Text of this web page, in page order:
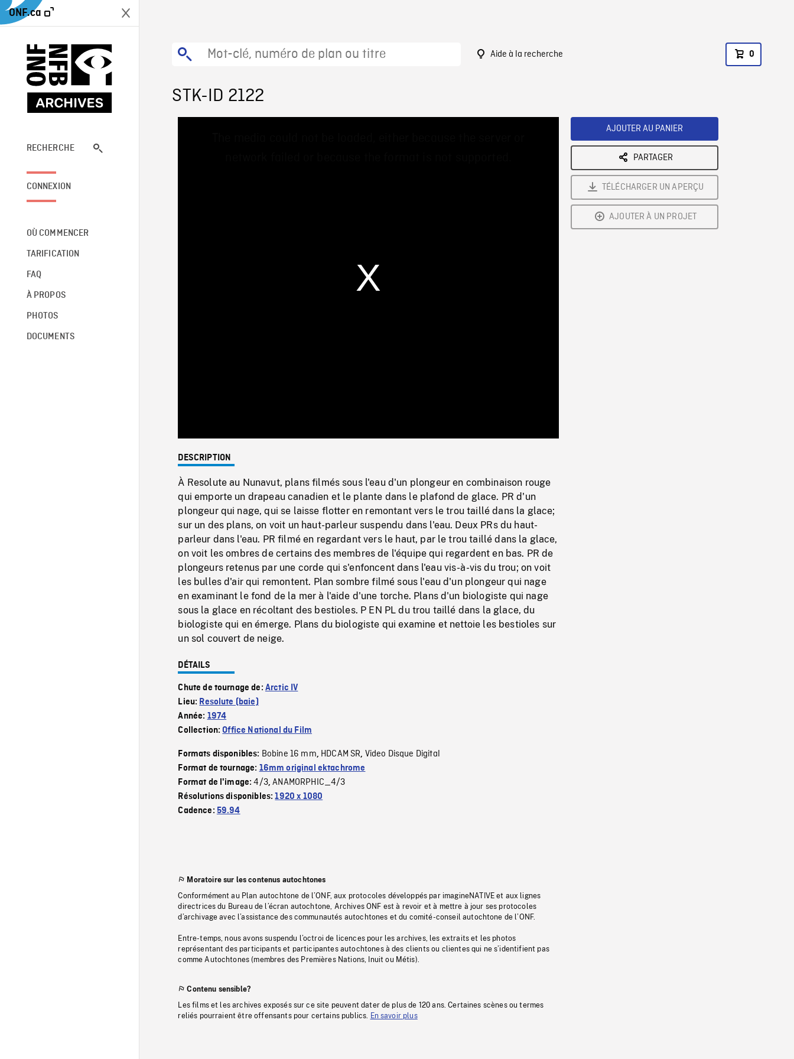
ONF.ca
RECHERCHE
CONNEXION
OÙ COMMENCER
TARIFICATION
FAQ
À PROPOS
PHOTOS
DOCUMENTS
Aide à la recherche 0
STK-ID 2122
0%
Rate
DESCRIPTION
À Resolute au Nunavut, plans filmés sous l'eau d'un plongeur en combinaison rouge
qui emporte un drapeau canadien et le plante dans le plafond de glace. PR d'un
plongeur qui nage, qui se laisse flotter en remontant vers le trou taillé dans la glace;
sur un des plans, on voit un haut-parleur suspendu dans l'eau. Deux PRs du haut-
parleur dans l'eau. PR filmé en regardant vers le haut, par le trou taillé dans la glace,
on voit les ombres de certains des membres de l'équipe qui regardent en bas. PR de
plongeurs retenus par une corde qui s'enfoncent dans l'eau vis-à-vis du trou; on voit
les bulles d'air qui remontent. Plan sombre filmé sous l'eau d'un plongeur qui nage
en examinant le fond de la mer à l'aide d'une torche. Plans d'un biologiste qui nage
sous la glace en récoltant des bestioles. P EN PL du trou taillé dans la glace, du
biologiste qui en émerge. Plans du biologiste qui examine et nettoie les bestioles sur
un sol couvert de neige.
DÉTAILS
Chute de tournage de: Arctic IV
Lieu: Resolute (baie)
Année: 1974
Collection:Office National du Film
Formats disponibles: Bobine 16 mm, HDCAM SR, Video Disque Digital
Format de tournage: 16mm original ektachrome
Format de l'image:4/3,ANAMORPHIC_4/3
Résolutions disponibles:1920 x 1080
Cadence: 59.94
Moratoire sur les contenus autochtones
Conformément au Plan autochtone de l’ONF, aux protocoles développés par imagineNATIVE et aux lignes
directrices du Bureau de l’écran autochtone, Archives ONF est à revoir et à mettre à jour ses protocoles
d’archivage avec l’assistance des communautés autochtones et du comité-conseil autochtone de l’ONF.
Entre-temps, nous avons suspendu l’octroi de licences pour les archives, les extraits et les photos
représentant des participants et participantes autochtones à des clients ou clientes qui ne s’identifient pas
comme Autochtones (membres des Premières Nations, Inuit ou Métis).
Contenu sensible?
Les films et les archives exposés sur ce site peuvent dater de plus de 120 ans. Certaines scènes ou termes
reliés pourraient être offensants pour certains publics.
En savoir plus
AJOUTER AU PANIER
PARTAGER
TÉLÉCHARGER UN APERÇU
AJOUTER À UN PROJET